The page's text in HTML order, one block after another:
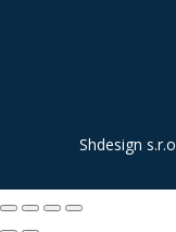
Shdesign s.r.o